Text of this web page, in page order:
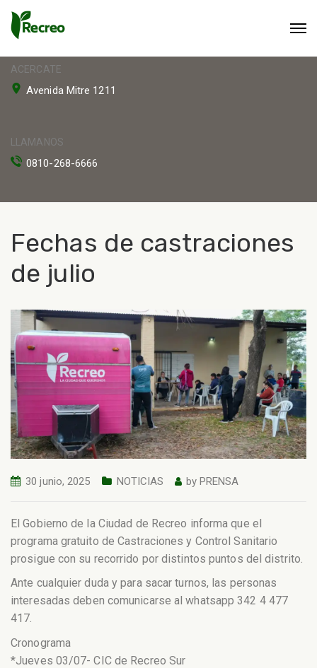
ACERCATE
Avenida Mitre 1211
LLAMANOS
0810-268-6666
Fechas de castraciones
de julio
30 junio, 2025 NOTICIAS by PRENSA
El Gobierno de la Ciudad de Recreo informa que el
programa gratuito de Castraciones y Control Sanitario
prosigue con su recorrido por distintos puntos del distrito.
Ante cualquier duda y para sacar turnos, las personas
interesadas deben comunicarse al whatsapp 342 4 477
417.
Cronograma
*Jueves 03/07- CIC de Recreo Sur